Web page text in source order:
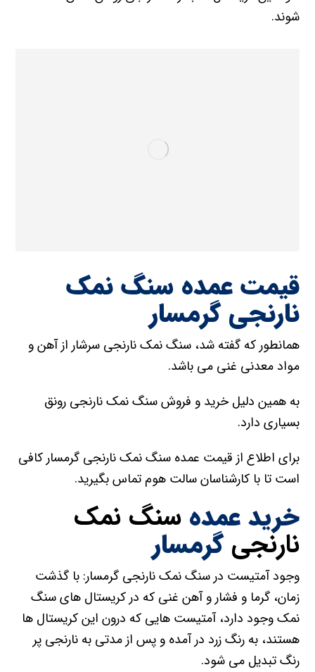
شوند.
قیمت عمده سنگ نمک
نارنجی گرمسار
همانطور که گفته شد، سنگ نمک نارنجی سرشار از آهن و
مواد معدنی غنی می باشد.
به همین دلیل خرید و فروش سنگ نمک نارنجی رونق
بسیاری دارد.
برای اطلاع از قیمت عمده سنگ نمک نارنجی گرمسار کافی
است تا با کارشناسان سالت هوم تماس بگیرید.
خرید عمدهسنگ نمک
نارنجیگرمسار
وجود آمتیست در سنگ نمک نارنجی گرمسار: با گذشت
زمان، گرما و فشار و آهن غنی که در کریستال های سنگ
نمک وجود دارد، آمتیست هایی که درون این کریستال ها
هستند، به رنگ زرد در آمده و پس از مدتی به نارنجی پر
رنگ تبدیل می شود.